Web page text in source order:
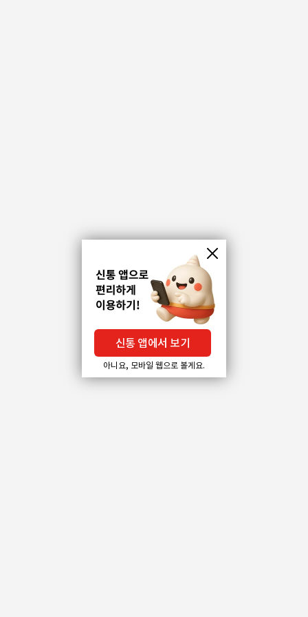
신통 앱에서 보기
아니요, 모바일 웹으로 볼게요.